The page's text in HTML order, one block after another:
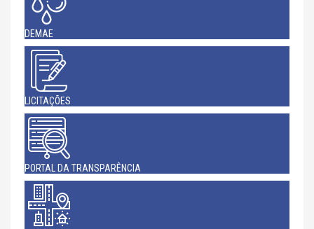
DEMAE
LICITAÇÕES
PORTAL DA TRANSPARÊNCIA